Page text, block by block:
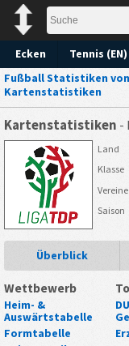
Ecken Tennis (EN)
Fußball Statistiken
Kartenstatistiken
Kartenstatistiken -
Land
Klasse
Vereine
Saison
Überblick
Wettbewerb
Heim- &
Auswärtstabelle
Formtabelle